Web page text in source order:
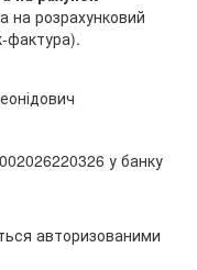
розрахунковий
фактура).
у банку
авторизованими